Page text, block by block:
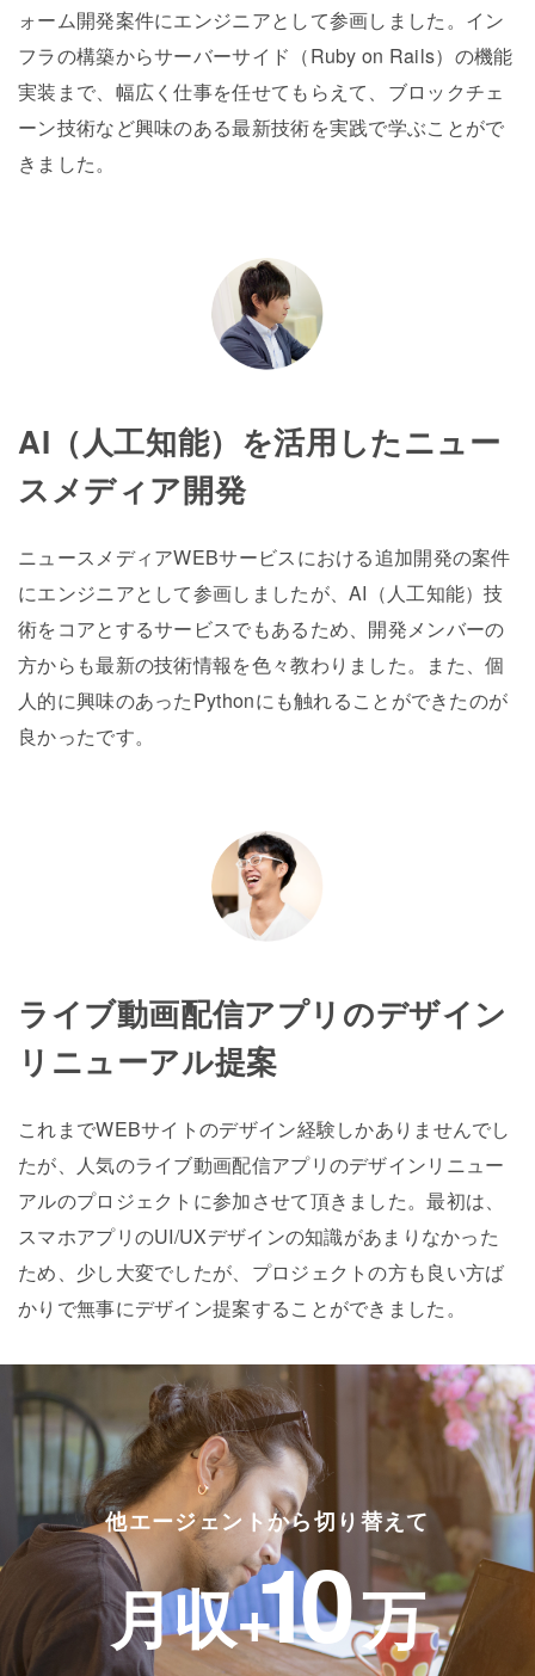
ォーム開発案件にエンジニアとして参画しました。イン
フラの構築からサーバーサイド（Ruby on Rails）の機能
実装まで、幅広く仕事を任せてもらえて、ブロックチェ
ーン技術など興味のある最新技術を実践で学ぶことがで
きました。
AI（人工知能）を活用したニュー
スメディア開発
ニュースメディアWEBサービスにおける追加開発の案件
にエンジニアとして参画しましたが、AI（人工知能）技
術をコアとするサービスでもあるため、開発メンバーの
方からも最新の技術情報を色々教わりました。また、個
人的に興味のあったPythonにも触れることができたのが
良かったです。
ライブ動画配信アプリのデザイン
リニューアル提案
これまでWEBサイトのデザイン経験しかありませんでし
たが、人気のライブ動画配信アプリのデザインリニュー
アルのプロジェクトに参加させて頂きました。最初は、
スマホアプリのUI/UXデザインの知識があまりなかった
ため、少し大変でしたが、プロジェクトの方も良い方ば
かりで無事にデザイン提案することができました。
他エージェントから切り替えて
月収+10 万